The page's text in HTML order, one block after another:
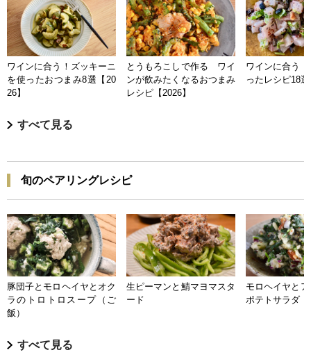
ワインに合う！ズッキーニ
を使ったおつまみ8選【20
26】
とうもろこしで作る ワイ
ンが飲みたくなるおつまみ
レシピ【2026】
ワインに合う
ったレシピ18
すべて見る
旬のペアリングレシピ
豚団子とモロヘイヤとオク
ラのトロトロスープ（ご
飯）
生ピーマンと鯖マヨマスタ
ード
モロヘイヤと
ポテトサラダ
すべて見る